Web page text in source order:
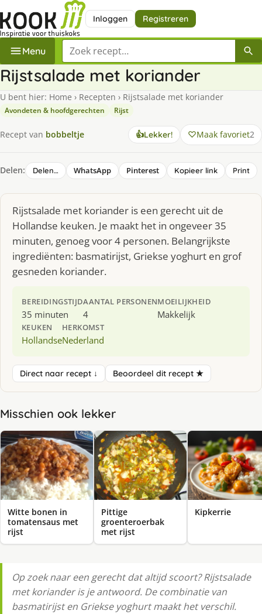
Inloggen Registreren
Menu Zoek een recept
Rijstsalade met koriander
U bent hier: Home › Recepten › Rijstsalade met koriander
Avondeten & hoofdgerechten Rijst
Recept van bobbeltje 👍Lekker! Maak favoriet2
Delen: Delen… WhatsApp Pinterest Kopieer link Print
Rijstsalade met koriander is een gerecht uit de
Hollandse keuken. Je maakt het in ongeveer 35
minuten, genoeg voor 4 personen. Belangrijkste
ingrediënten: basmatirijst, Griekse yoghurt en grof
gesneden koriander.
BEREIDINGSTIJD
35 minuten
AANTAL PERSONEN
4
MOEILIJKHEID
Makkelijk
KEUKEN
Hollandse
HERKOMST
Nederland
Direct naar recept ↓ Beoordeel dit recept ★
Misschien ook lekker
Witte bonen in
tomatensaus met
rijst
Pittige
groenteroerbak
met rijst
Kipkerrie
Op zoek naar een gerecht dat altijd scoort? Rijstsalade
met koriander is je antwoord. De combinatie van
basmatirijst en Griekse yoghurt maakt het verschil.